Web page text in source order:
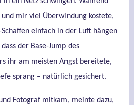
und mir viel Überwindung kostete,
einfach in der Luft hängen
der Base-Jump des
ihr am meisten Angst bereitete,
sprang – natürlich gesichert.
Fotograf mitkam, meinte dazu,